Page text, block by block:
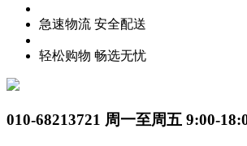
急速物流 安全配送
轻松购物 畅选无忧
010-68213721 周一至周五 9:00-